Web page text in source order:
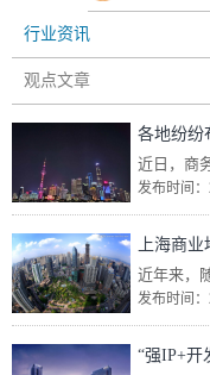
行业资讯
观点文章
各地纷纷
发布时间：
上海商
发布时间：
“强IP+开